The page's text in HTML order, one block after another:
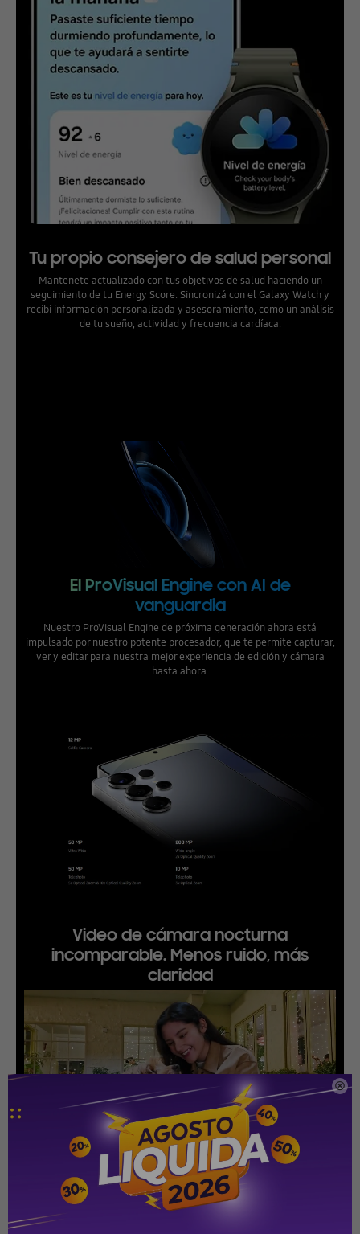

Tu propio consejero de salud personal
Mantenete actualizado con tus objetivos de salud haciendo un
seguimiento de tu Energy Score. Sincronizá con el Galaxy Watch y
recibí información personalizada y asesoramiento, como un análisis
de tu sueño, actividad y frecuencia cardíaca.
El ProVisual Engine con AI de
vanguardia
Nuestro ProVisual Engine de próxima generación ahora está
impulsado por nuestro potente procesador, que te permite capturar,
ver y editar para nuestra mejor experiencia de edición y cámara
hasta ahora.
Video de cámara nocturna
incomparable. Menos ruido, más
claridad
Ahora podés tomar fotos en HDR mejorado de 10 bits para una
experiencia de videografía más impresionante. Nuestro AP
avanzado también ofrece eliminación de ruido más precisa para que
no te preocupes por el granulado en las grabaciones nocturnas.